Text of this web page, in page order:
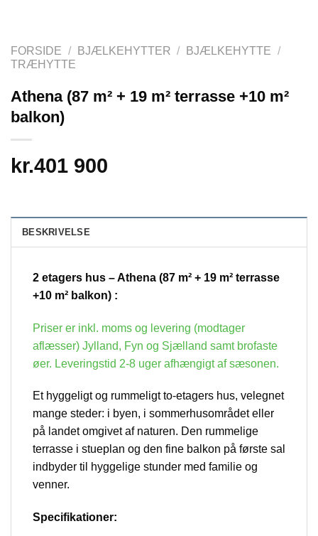
FORSIDE / BJÆLKEHYTTER / BJÆLKEHYTTE /
TRÆHYTTE
Athena (87 m² + 19 m² terrasse +10 m²
balkon)
kr.401 900
BESKRIVELSE
2 etagers hus – Athena (87 m² + 19 m² terrasse
+10 m² balkon) :
Priser er inkl. moms og levering (modtager
aflæsser) Jylland, Fyn og Sjælland samt brofaste
øer. Leveringstid 2-8 uger afhængigt af sæsonen.
Et hyggeligt og rummeligt to-etagers hus, velegnet
mange steder: i byen, i sommerhusområdet eller
på landet omgivet af naturen. Den rummelige
terrasse i stueplan og den fine balkon på første sal
indbyder til hyggelige stunder med familie og
venner.
Specifikationer: